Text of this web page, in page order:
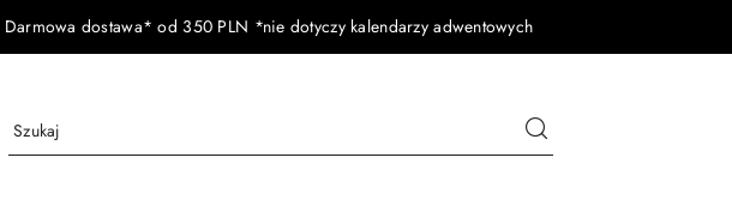
Darmowa dostawa* od 350 PLN *nie dotyczy kalendarzy adwentowych